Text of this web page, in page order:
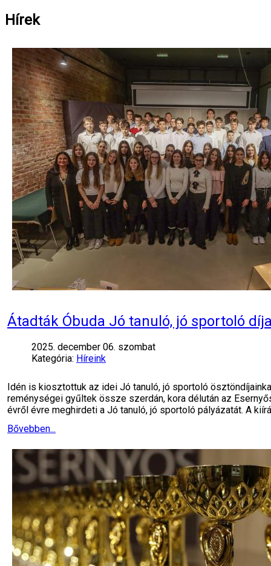
Hírek
Átadták Óbuda Jó tanuló, jó sportoló
2025. december 06. szombat
Kategória: Híreink
Idén is kiosztottuk az idei Jó tanuló, jó sportoló
reménységei gyűltek össze szerdán, kora délután az
évről évre meghirdeti a Jó tanuló, jó sportoló pályázatát. A
Bővebben...